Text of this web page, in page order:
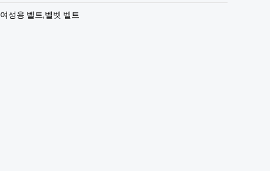
여성용 벨트,벨벳 벨트